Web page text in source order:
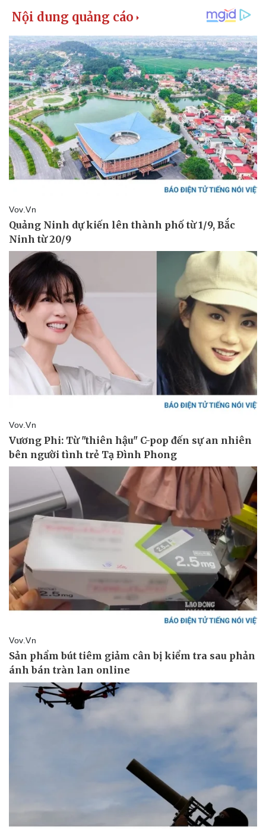
Thể thao
Bóng đá
Lịch thi đấu bóng đá
Thế giới thể thao
eSports
Hậu trường
Ô tô - Xe máy
Ô tô
Xe máy
Tư vấn